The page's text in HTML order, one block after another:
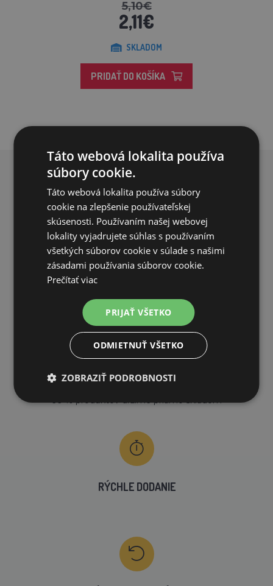
5,10€
2,11€
SKLADOM
PRIDAŤ DO KOŠÍKA
PREČO NAKUPOVAŤ U NÁS?
DOPRAVA ZDARMA
VLASTNÝ SKLAD
99 % produktov držíme priamo skladom
RÝCHLE DODANIE
Táto webová lokalita používa
súbory cookie.
Táto webová lokalita používa súbory
cookie na zlepšenie používateľskej
skúsenosti. Používaním našej webovej
lokality vyjadrujete súhlas s používaním
všetkých súborov cookie v súlade s našimi
zásadami používania súborov cookie.
Prečítať viac
PRIJAŤ VŠETKO
ODMIETNUŤ VŠETKO
ZOBRAZIŤ PODROBNOSTI